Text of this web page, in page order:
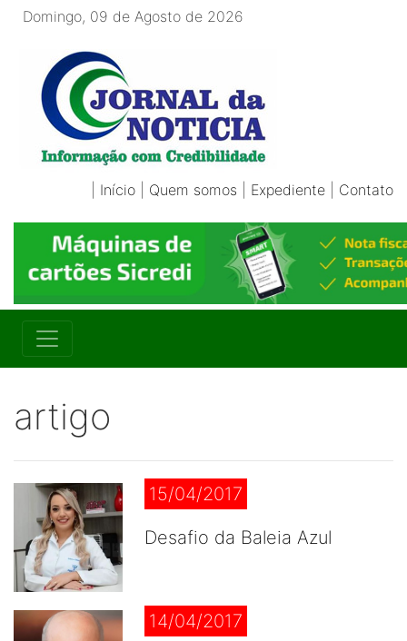
Domingo, 09 de Agosto de 2026
Início Quem somos Expediente Contato
artigo
15/04/2017
Desafio da Baleia Azul
14/04/2017